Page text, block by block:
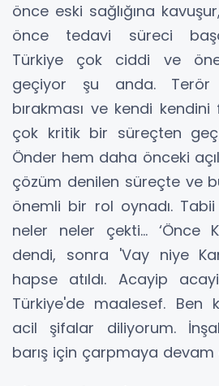
önce eski sağlığına
önce tedavi süreci
Türkiye çok ciddi ve
geçiyor şu anda. Terör
bırakması ve kendi
çok kritik bir süreçten
Önder hem daha önceki
çözüm denilen süreçte ve
önemli bir rol oynadı.
neler neler çekti… ‘Önce
dendi, sonra 'Vay niye
hapse atıldı. Acayip
Türkiye'de maalesef. Ben
acil şifalar diliyorum.
barış için çarpmaya devam